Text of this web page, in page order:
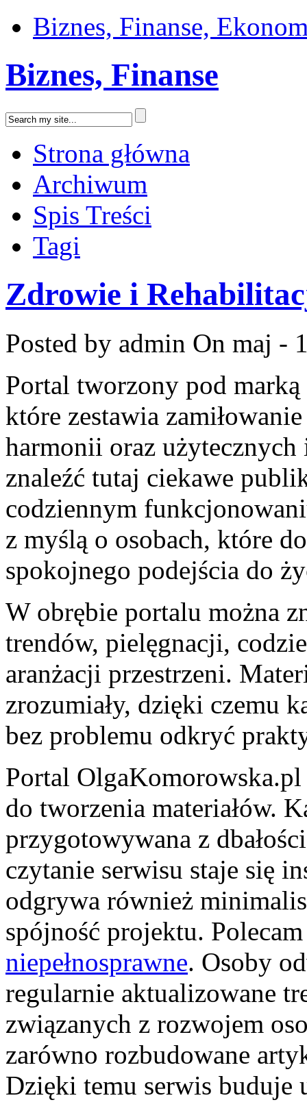
Biznes, Finanse,
Biznes, Finanse
Strona główna
Archiwum
Spis Treści
Tagi
Zdrowie i
Posted by admin On maj -
Portal tworzony pod
które zestawia
harmonii oraz
znaleźć tutaj ciekawe
codziennym
z myślą o osobach, które
spokojnego podejścia do
W obrębie portalu można
trendów, pielęgnacji,
aranżacji przestrzeni.
zrozumiały, dzięki czemu
bez problemu odkryć
Portal
do tworzenia materiałów.
przygotowywana z
czytanie serwisu staje się
odgrywa również
spójność projektu.
niepełnosprawne. Osoby
regularnie aktualizowane
związanych z rozwojem
zarówno rozbudowane
Dzięki temu serwis buduje